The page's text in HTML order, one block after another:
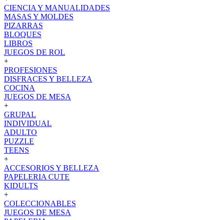
CIENCIA Y MANUALIDADES
MASAS Y MOLDES
PIZARRAS
BLOQUES
LIBROS
JUEGOS DE ROL
+
PROFESIONES
DISFRACES Y BELLEZA
COCINA
JUEGOS DE MESA
+
GRUPAL
INDIVIDUAL
ADULTO
PUZZLE
TEENS
+
ACCESORIOS Y BELLEZA
PAPELERIA CUTE
KIDULTS
+
COLECCIONABLES
JUEGOS DE MESA